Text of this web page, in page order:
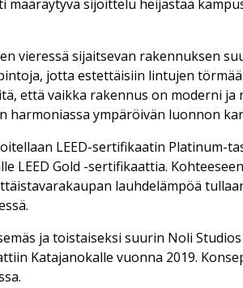
määräytyvä sijoittelu heijastaa
vieressä sijaitsevan rakennuksen
jotta estettäisiin lintujen
että vaikka rakennus on moderni ja
harmoniassa ympäröivän luonnon
LEED-sertifikaatin Platinum-
LEED Gold -sertifikaattia.
lauhdelämpöä
ja toistaiseksi suurin Noli
Katajanokalle vuonna 2019.